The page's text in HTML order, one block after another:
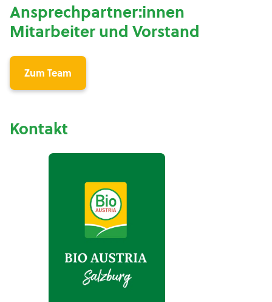
Ansprechpartner:innen
Mitarbeiter und Vorstand
Zum Team
Kontakt